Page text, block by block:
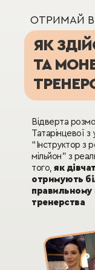
ОТРИМАЙ
Відверта
Татарінцевої
“Інструктор з
мільйон” з
того, як
отримують
правильному
тренерства
ЯК
ТА